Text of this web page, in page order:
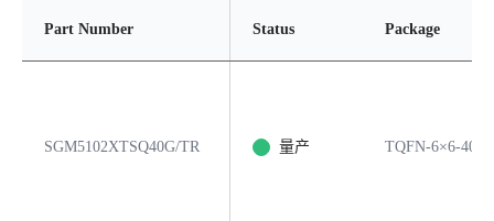
Part Number Status Package
SGM5102XTSQ40G/TR 量产 TQFN-6×6-